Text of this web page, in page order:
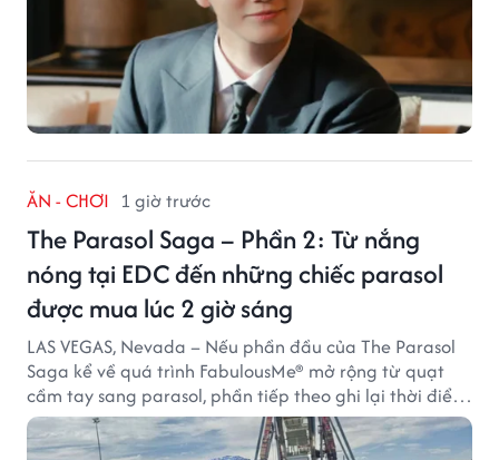
ĂN - CHƠI 1 giờ trước
The Parasol Saga – Phần 2: Từ nắng
nóng tại EDC đến những chiếc parasol
được mua lúc 2 giờ sáng
LAS VEGAS, Nevada – Nếu phần đầu của The Parasol
Saga kể về quá trình FabulousMe® mở rộng từ quạt
cầm tay sang parasol, phần tiếp theo ghi lại thời điểm
sản phẩm được thị trường đón nhận và dần vượt khỏi
công năng che nắng thông thường.